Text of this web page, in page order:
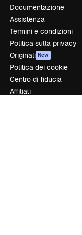
Documentazione
Assistenza
Termini e condizioni
Politica sulla privacy
Originali New
Politica dei cookie
Centro di fiducia
Affiliati